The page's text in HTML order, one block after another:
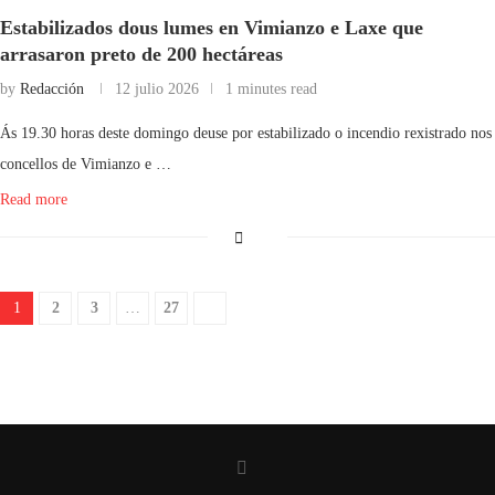
Estabilizados dous lumes en Vimianzo e Laxe que
arrasaron preto de 200 hectáreas
by Redacción 12 julio 2026 1 minutes read
Ás 19.30 horas deste domingo deuse por estabilizado o incendio rexistrado nos
concellos de Vimianzo e …
Read more
1 2 3 27